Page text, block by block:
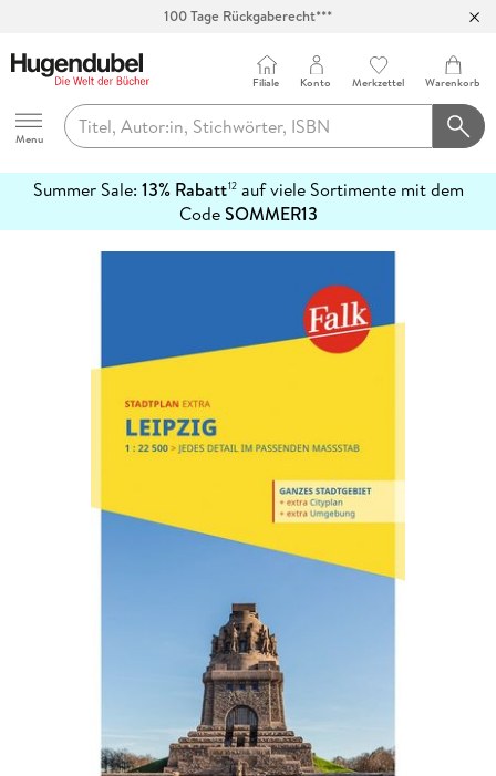
100 Tage Rückgaberecht***
Hugendubel
Menu
Filiale Konto Merkzettel Warenkorb
Summer Sale: 13% Rabatt12auf viele Sortimente mit dem
CodeSOMMER13
erfahren